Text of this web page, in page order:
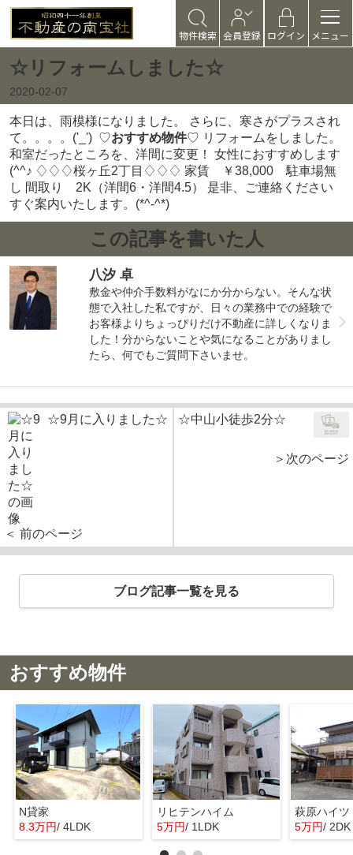
物件検索 会員登録 ログイン メニュー
☆リフォームしました☆
2020-02-07
本日は、雨模様になりました。 さらに、寒さがプラスされ
て。。。。('_') ♡おすすめ物件♡ リフォームをしました。
和室だったところを、洋間に変更！ 女性におすすめします
(^^♪ ♢♢♢桜ヶ丘2丁目♢♢♢ 家賃 ￥38,000 駐車場無
し 間取り 2K（洋間6・洋間4.5） 是非、ご連絡ください
すぐ案内いたします。(*^-^*)
この記事を書いた人
八汐 卓
敷金や仲介手数料がなにか分からない。そんな状
態で入社した私ですが、日々の業務中での経験で
お客様よりちょっぴりだけ不動産に詳しくなりま
した！分からないことや気になることがありまし
たら、何でもご質問下さいませ。
☆9月に入りました☆
＜ 前のページ
☆中山小徒歩2分☆
＞次のページ
ブログ記事一覧を見る
おすすめ物件
N貸家
8.3万円/ 4LDK
リヒテンハイム
5万円/ 1LDK
萩原ハイ
5万円/ 2DK